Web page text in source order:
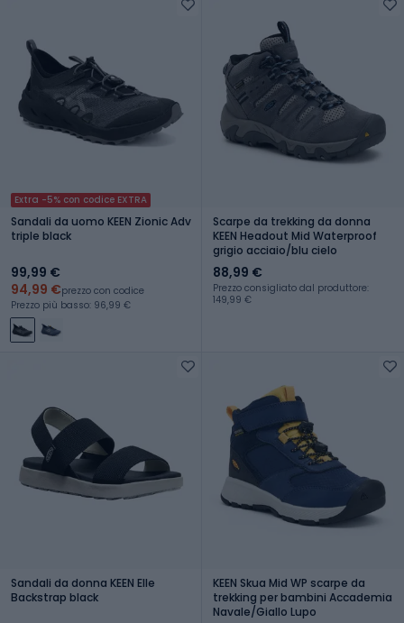
Extra -5% con codice EXTRA
Sandali da uomo KEEN Zionic Adv
triple black
99,99 €
94,99 €prezzo con codice
Prezzo più basso: 96,99 €
Scarpe da trekking da donna
KEEN Headout Mid Waterproof
grigio acciaio/blu cielo
88,99 €
Prezzo consigliato dal produttore:
149,99 €
Sandali da donna KEEN Elle
Backstrap black
KEEN Skua Mid WP scarpe da
trekking per bambini Accademia
Navale/Giallo Lupo